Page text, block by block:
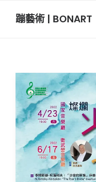
蹦藝術 | BONART
BON攝影
BON插畫
BON旅行